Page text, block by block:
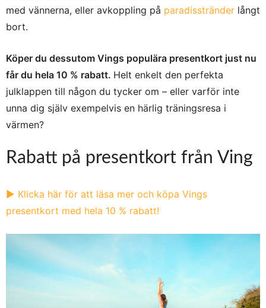
med vännerna, eller avkoppling på paradisstränder långt
bort.
Köper du dessutom Vings populära presentkort just nu
får du hela 10 % rabatt. Helt enkelt den perfekta
julklappen till någon du tycker om – eller varför inte
unna dig själv exempelvis en härlig träningsresa i
värmen?
Rabatt på presentkort från Ving
▶︎ Klicka här för att läsa mer och köpa Vings
presentkort med hela 10 % rabatt!